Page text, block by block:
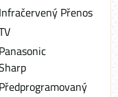
Infračervený Přenos
Panasonic
Předprogramovaný